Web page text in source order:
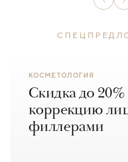
КОСМЕТОЛОГИЯ
Скидка до
коррекцию
филлерами